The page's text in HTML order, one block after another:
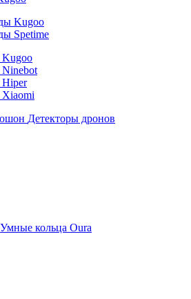
Kugoo
Spetime
Kugoo
Hiper
Xiaomi
Детекторы дронов
Умные кольца Oura